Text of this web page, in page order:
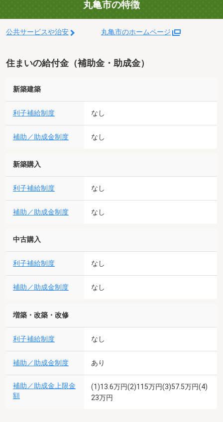
丸亀市の特徴
公共サービスや治安 丸亀市のホームページ
住まいの給付金（補助金・助成金）
新築建築
利子補給制度 なし
補助／助成金制度 なし
新築購入
利子補給制度 なし
補助／助成金制度 なし
中古購入
利子補給制度 なし
補助／助成金制度 なし
増築・改築・改修
利子補給制度 なし
補助／助成金制度 あり
補助／助成金上限金
額
(1)13.6万円(2)115万円(3)57.5万円(4)
23万円